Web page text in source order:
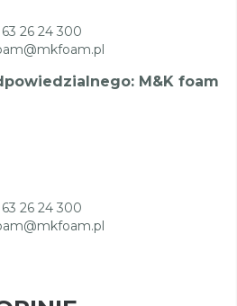
63 26 24 300
M&K foam
63 26 24 300